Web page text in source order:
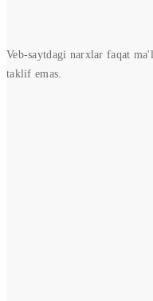
Veb-saytdagi narxlar faqat
taklif emas.